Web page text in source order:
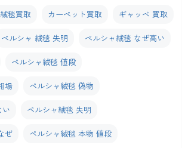
毯買取 カーペット買取 ギャッベ 買取
ペルシャ 絨毯 失明 ペルシャ絨毯 なぜ高い
ペルシャ絨毯 値段
場 ペルシャ絨毯 偽物
い ペルシャ絨毯 失明
ぜ ペルシャ絨毯 本物 値段